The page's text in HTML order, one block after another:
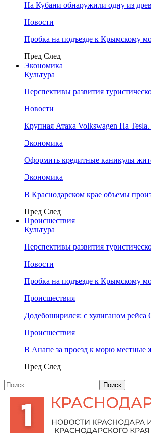
На Кубани обнаружили одну из
Новости
Пробка на подъезде к Крымскому
Пред След
Экономика
Культура
Перспективы развития
Новости
Крупная Атака Volkswagen На
Экономика
Оформить кредитные каникулы
Экономика
В Краснодарском крае объемы
Пред След
Происшествия
Культура
Перспективы развития
Новости
Пробка на подъезде к Крымскому
Происшествия
Додебоширился: с хулиганом
Происшествия
В Анапе за проезд к морю
Пред След